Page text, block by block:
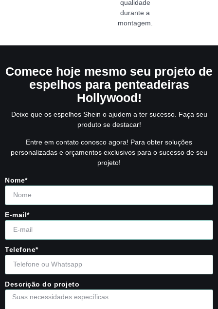
qualidade
durante a
montagem.
Comece hoje mesmo seu projeto de
espelhos para penteadeiras
Hollywood!
Deixe que os espelhos Shein o ajudem a ter sucesso. Faça seu
produto se destacar!
Entre em contato conosco agora! Para obter soluções
personalizadas e orçamentos exclusivos para o sucesso de seu
projeto!
Nome*
E-mail*
Telefone*
Descrição do projeto